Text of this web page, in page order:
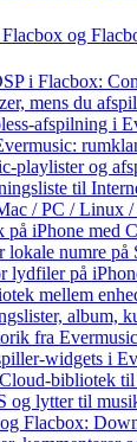
og
i Flacbox:
mens du
afspilning i
playlister og
til
/ PC /
på iPhone med
lokale numre
lydfiler på
mellem
album,
fra
widgets i
bibliotek
og lytter til
Flacbox: